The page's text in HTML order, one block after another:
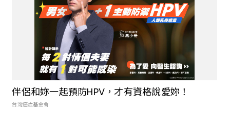
台北華山文創園區「植方市集」接力植物
展覽市集！5/21 – 5/22 快閃兩日除了雨
林植物還有家具與展場限定盆器
義大利怪美殿堂 TOILETPAPER 雜誌特展
巡迴台北站！將米蘭普普前衛總部辦公室
原汁重現
伴侶和妳一起預防HPV，才有資格說愛妳！
台灣癌症基金會